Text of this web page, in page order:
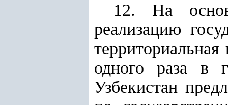
12. На
реализацию
одного раза в
Узбекистан